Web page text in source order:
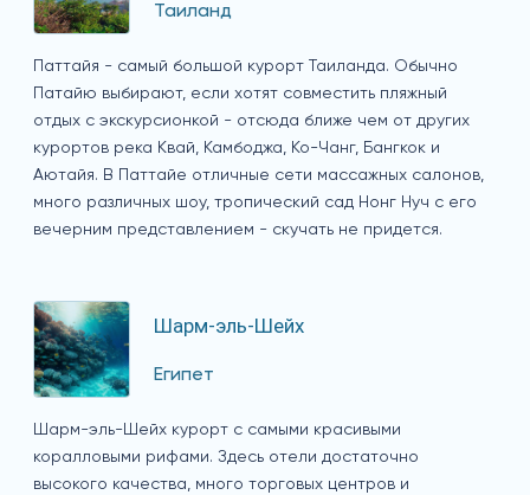
Таиланд
Паттайя - самый большой курорт Таиланда. Обычно
Патайю выбирают, если хотят совместить пляжный
отдых с экскурсионкой - отсюда ближе чем от других
курортов река Квай, Камбоджа, Ко-Чанг, Бангкок и
Аютайя. В Паттайе отличные сети массажных салонов,
много различных шоу, тропический сад Нонг Нуч с его
вечерним представлением - скучать не придется.
Шарм-эль-Шейх
Египет
Шарм-эль-Шейх курорт с самыми красивыми
коралловыми рифами. Здесь отели достаточно
высокого качества, много торговых центров и